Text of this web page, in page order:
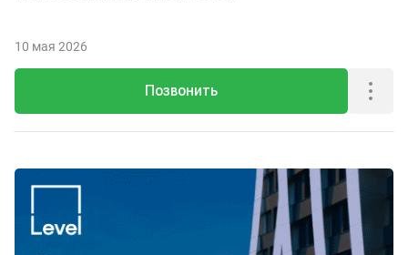
Позвонить
10 мая 2026